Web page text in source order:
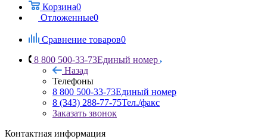
Корзина0
Отложенные0
Сравнение товаров0
8 800 500-33-73Единый номер
Назад
Телефоны
8 800 500-33-73Единый номер
8 (343) 288-77-75Тел./факс
Заказать звонок
Контактная информация